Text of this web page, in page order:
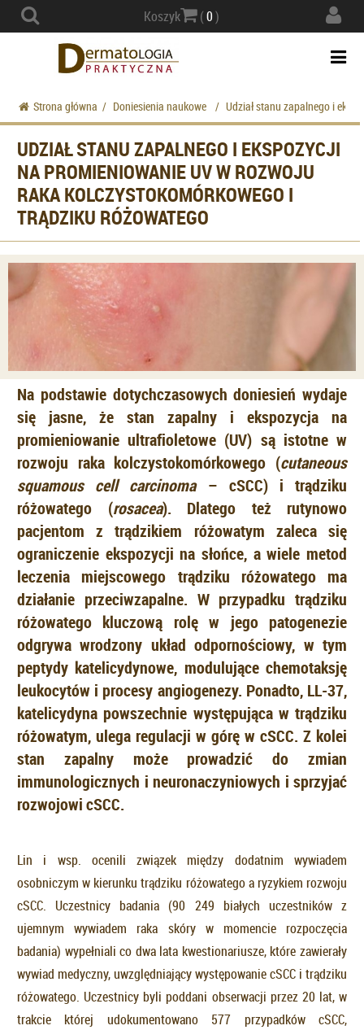
Koszyk (0)
Strona główna / Doniesienia naukowe / Udział stanu zapalnego i
UDZIAŁ STANU ZAPALNEGO I EKSPOZYCJI
NA PROMIENIOWANIE UV W ROZWOJU
RAKA KOLCZYSTOKOMÓRKOWEGO I
TRĄDZIKU RÓŻOWATEGO
Na podstawie dotychczasowych doniesień wydaje
się jasne, że stan zapalny i ekspozycja na
promieniowanie ultrafioletowe (UV) są istotne w
rozwoju raka kolczystokomórkowego (cutaneous
squamous cell carcinoma– cSCC) i trądziku
różowatego (rosacea). Dlatego też rutynowo
pacjentom z trądzikiem różowatym zaleca się
ograniczenie ekspozycji na słońce, a wiele metod
leczenia miejscowego trądziku różowatego ma
działanie przeciwzapalne. W przypadku trądziku
różowatego kluczową rolę w jego patogenezie
odgrywa wrodzony układ odpornościowy, w tym
peptydy katelicydynowe, modulujące chemotaksję
leukocytów i procesy angiogenezy. Ponadto, LL-37,
katelicydyna powszechnie występująca w trądziku
różowatym, ulega regulacji w górę w cSCC. Z kolei
stan zapalny może prowadzić do zmian
immunologicznych i neuronaczyniowych i sprzyjać
rozwojowi cSCC.
Lin i wsp. ocenili związek między dodatnim wywiadem
osobniczym w kierunku trądziku różowatego a ryzykiem rozwoju
cSCC. Uczestnicy badania (90 249 białych uczestników z
ujemnym wywiadem raka skóry w momencie rozpoczęcia
badania) wypełniali co dwa lata kwestionariusze, które zawierały
wywiad medyczny, uwzględniający występowanie cSCC i trądziku
różowatego. Uczestnicy byli poddani obserwacji przez 20 lat, w
trakcie której udokumentowano 577 przypadków cSCC,